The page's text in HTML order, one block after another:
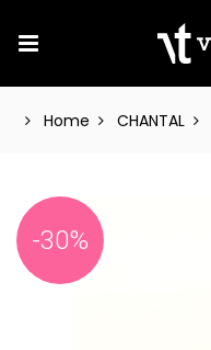
Home CHANTAL
-30%